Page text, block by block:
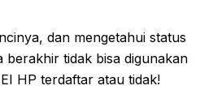
dan mengetahui status
berakhir tidak bisa digunakan
HP terdaftar atau tidak!